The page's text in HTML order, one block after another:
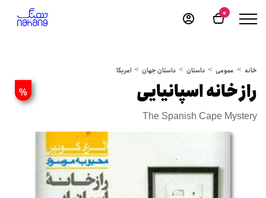
0
خانه عمومی داستان داستان جهان امریکا
% راز خانه اسپانیایی
The Spanish Cape Mystery